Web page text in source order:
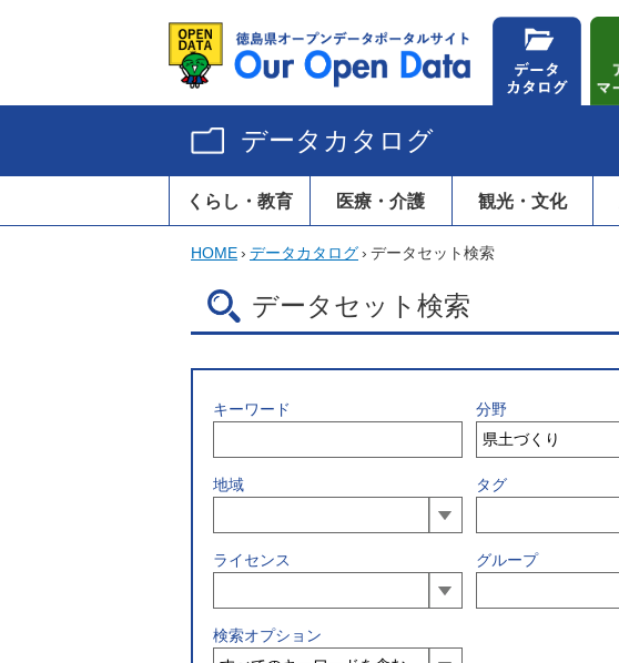
データカタログ
くらし・教育 医療・介護 観光・文化
HOME› データカタログ› データセット検索
データセット検索
キーワード 分野
地域 タグ
ライセンス グループ
検索オプション